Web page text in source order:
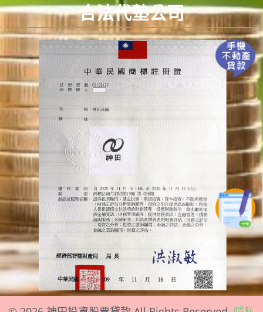
合法代墊公司